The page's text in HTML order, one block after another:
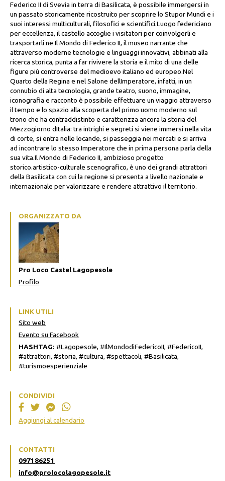
Federico II di Svevia in terra di Basilicata, è possibile immergersi in
un passato storicamente ricostruito per scoprire lo Stupor Mundi e i
suoi interessi multiculturali, filosofici e scientifici.Luogo federiciano
per eccellenza, il castello accoglie i visitatori per coinvolgerli e
trasportarli ne Il Mondo di Federico II, il museo narrante che
attraverso moderne tecnologie e linguaggi innovativi, abbinati alla
ricerca storica, punta a far rivivere la storia e il mito di una delle
figure più controverse del medioevo italiano ed europeo.Nel
Quarto della Regina e nel Salone dellImperatore, infatti, in un
connubio di alta tecnologia, grande teatro, suono, immagine,
iconografia e racconto è possibile effettuare un viaggio attraverso
il tempo e lo spazio alla scoperta del primo uomo moderno sul
trono che ha contraddistinto e caratterizza ancora la storia del
Mezzogiorno dItalia: tra intrighi e segreti si viene immersi nella vita
di corte, si entra nelle locande, si passeggia nei mercati e si arriva
ad incontrare lo stesso Imperatore che in prima persona parla della
sua vita.Il Mondo di Federico II, ambizioso progetto
storico.artistico-culturale scenografico, è uno dei grandi attrattori
della Basilicata con cui la regione si presenta a livello nazionale e
internazionale per valorizzare e rendere attrattivo il territorio.
ORGANIZZATO DA
Pro Loco Castel Lagopesole
Profilo
LINK UTILI
Sito web
Evento su Facebook
HASHTAG: #Lagopesole, #IlMondodiFedericoII, #FedericoII,
#attrattori, #storia, #cultura, #spettacoli, #Basilicata,
#turismoesperienziale
CONDIVIDI
Aggiungi al calendario
CONTATTI
097186251
info@prolocolagopesole.it